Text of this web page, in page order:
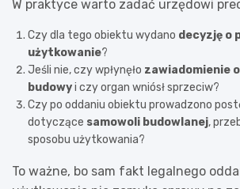
W praktyce warto zadać urzędowi
Czy dla tego obiektu wydano decyzję o
użytkowanie?
Jeśli nie, czy wpłynęło zawiadomienie
budowyi czy organ wniósł sprzeciw?
Czy po oddaniu obiektu prowadzono
dotyczące samowoli budowlanej,
sposobu użytkowania?
To ważne, bo sam fakt legalnego